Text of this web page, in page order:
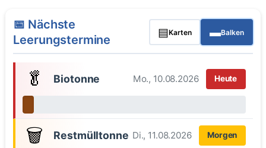
📅 Nächste
Leerungstermine
▤Karten ▬Balken
🥬 Biotonne Mo., 10.08.2026 Heute
🗑️ Restmülltonne Di., 11.08.2026 Morgen